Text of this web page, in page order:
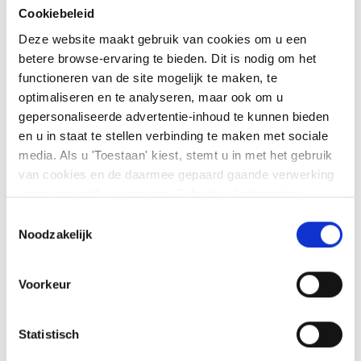
Cookiebeleid
Deze website maakt gebruik van cookies om u een
betere browse-ervaring te bieden. Dit is nodig om het
functioneren van de site mogelijk te maken, te
optimaliseren en te analyseren, maar ook om u
gepersonaliseerde advertentie-inhoud te kunnen bieden
en u in staat te stellen verbinding te maken met sociale
media. Als u 'Toestaan' kiest, stemt u in met het gebruik
van cookies en de daarmee gepaard gaande verwerking
van persoonlijke gegevens. Selecteer 'Instemming
kunt te allen tijde uw voorkeuren wijzigen of uw
instemming intrekken op de pagina met cookiebeleid. U
ons privacybeleid
hierbekijken
Noodzakelijk
Voorkeur
Statistisch
voorheffing in euro uitgedrukt en kunt u eenvoudig de som
maken van deze kolom. Let wel op dat u, wanneer u ook
deze ook nog afneemt van het totaal. Enkel de dividenden uit
aandelen mag u immers optellen. Zie hier een foto met een